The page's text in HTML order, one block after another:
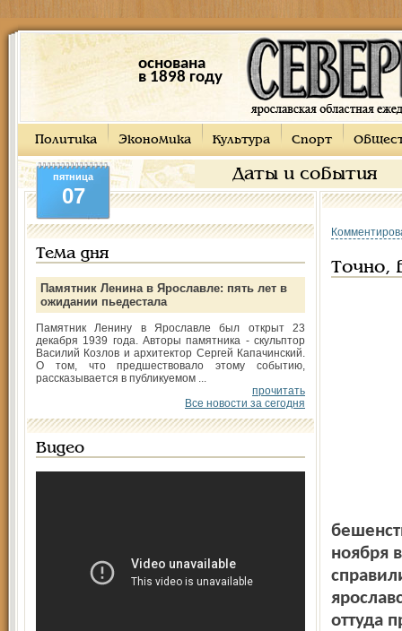
основана
в 1898 году
Политика Экономика Культура Спорт
Даты и события
пятница
07
Тема дня
Памятник Ленина в Ярославле: пять лет в
ожидании пьедестала
Памятник Ленину в Ярославле был открыт 23
декабря 1939 года. Авторы памятника - скульптор
Василий Козлов и архитектор Сергей Капачинский.
О том, что предшествовало этому событию,
рассказывается в публикуемом ...
прочитать
Все новости за сегодня
Видео
Точно,
ноября
оттуда